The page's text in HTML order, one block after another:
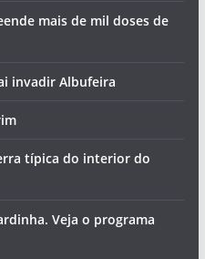
mais de mil doses de
invadir Albufeira
típica do interior do
Veja o programa